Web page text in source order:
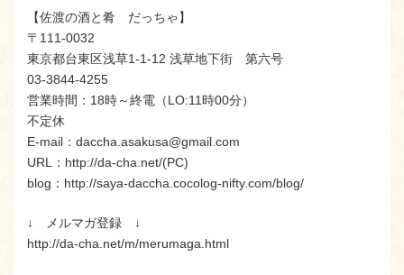
【佐渡の酒と肴 だっちゃ】
〒111-0032
東京都台東区浅草1-1-12 浅草地下街 第六号
03-3844-4255
営業時間：18時～終電（LO:11時00分）
不定休
E-mail：daccha.asakusa@gmail.com
URL：http://da-cha.net/(PC)
blog：http://saya-daccha.cocolog-nifty.com/blog/
↓ メルマガ登録 ↓
http://da-cha.net/m/merumaga.html